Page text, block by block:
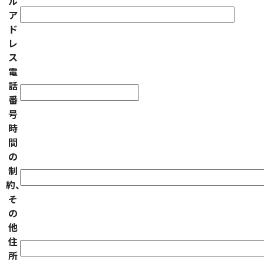
ア
ド
レ
ス
電
話
番
号
時
間
の
制
約、
そ
の
他
住
所